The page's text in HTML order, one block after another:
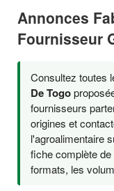
Annonces
Fournisseur
Consultez toutes
De Togo
fournisseurs
origines et
l'agroalimentaire
fiche complète
formats, les